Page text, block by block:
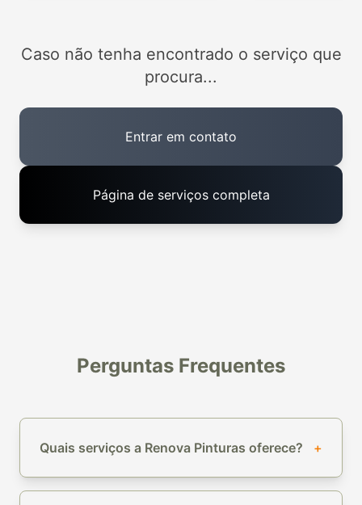
Caso não tenha encontrado o serviço que
procura...
Entrar em contato
Página de serviços completa
Perguntas Frequentes
Quais serviços a Renova Pinturas oferece? +